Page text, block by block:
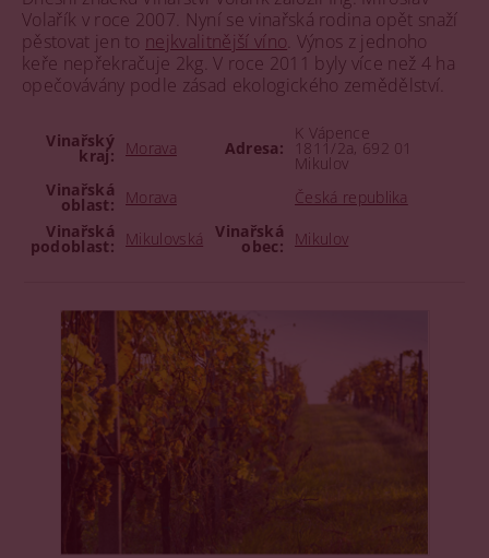
Volařík v roce 2007. Nyní se vinařská rodina opět snaží
pěstovat jen to nejkvalitnější víno . Výnos z jednoho
keře nepřekračuje 2kg. V roce 2011 byly více než 4 ha
opečovávány podle zásad ekologického zemědělství.
Vinařský
kraj: Morava Adresa:
K Vápence
1811/2a, 692 01
Mikulov
Vinařská
oblast: Morava
Česká republika
Vinařská
podoblast: Mikulovská Vinařská
obec: Mikulov